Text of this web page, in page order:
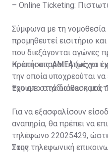
– Online Ticketing:
Σύμφωνα με τη νομοθεσία
προμηθευτεί εισιτήριο
που διεξάγονται αγώνες
πρέπει απαραιτήτως να
την οποία υποχρεούται να
του στο στάδιο και κατά
Κρατήσεις ΑΜΕΑ (μέχρι
Έχουμε στην διάθεση μας
Για να εξασφαλίσουν
αναπηρία, θα πρέπει να
τηλέφωνο 22025429,
τους.
Στην τηλεφωνική